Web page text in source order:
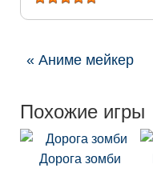
« Аниме мейкер
Похожие игры
Дорога зомби